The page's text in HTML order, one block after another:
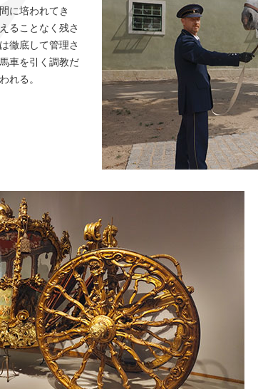
に培われてき
ることなく残さ
徹底して管理さ
車を引く調教だ
れる。